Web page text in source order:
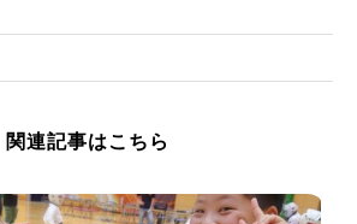
関連記事はこちら